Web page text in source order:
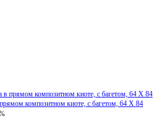
композитном киоте, с багетом, 64 Х 84